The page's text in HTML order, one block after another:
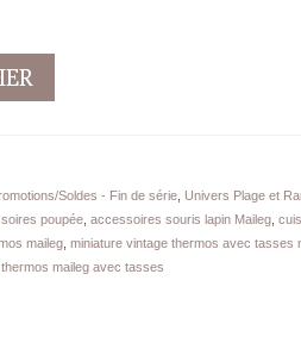
Soldes - Fin de série, Univers Plage et
poupée, accessoires souris lapin Maileg,
maileg, miniature vintage thermos avec tasses
thermos maileg avec tasses